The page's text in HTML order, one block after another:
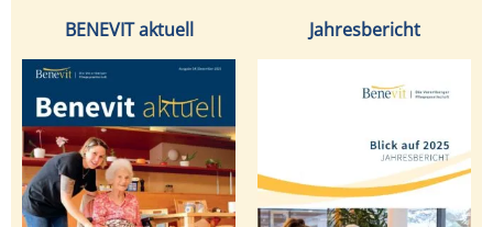
BENEVIT aktuell Jahresbericht